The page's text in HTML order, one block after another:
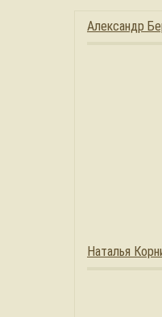
Александр
Наталья